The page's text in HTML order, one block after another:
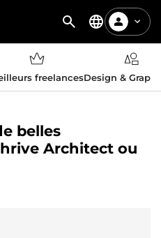
freelancesDesign &
belles
Architect ou